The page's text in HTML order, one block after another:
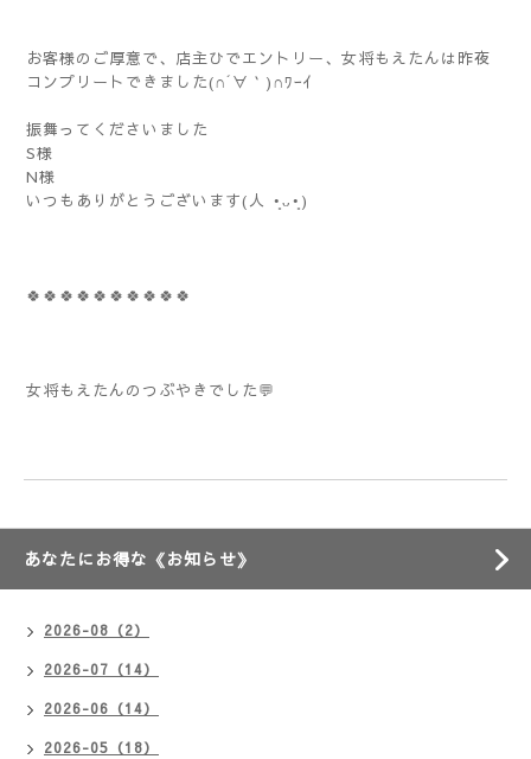
お客様のご厚意で、店主ひでエントリー、女将もえたんは昨夜
コンプリートできました(∩´∀｀)∩ﾜｰｲ
振舞ってくださいました
S様
N様
いつもありがとうございます(⁠人⁠ ⁠•͈⁠ᴗ⁠•͈⁠)
🍀🍀🍀🍀🍀🍀🍀🍀🍀🍀
女将もえたんのつぶやきでした💬
あなたにお得な《お知らせ》
2026-08（2）
2026-07（14）
2026-06（14）
2026-05（18）